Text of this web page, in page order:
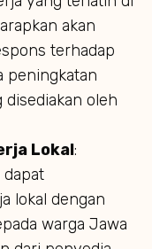
akan
terhadap
peningkatan
disediakan oleh
Lokal:
lokal dengan
warga Jawa